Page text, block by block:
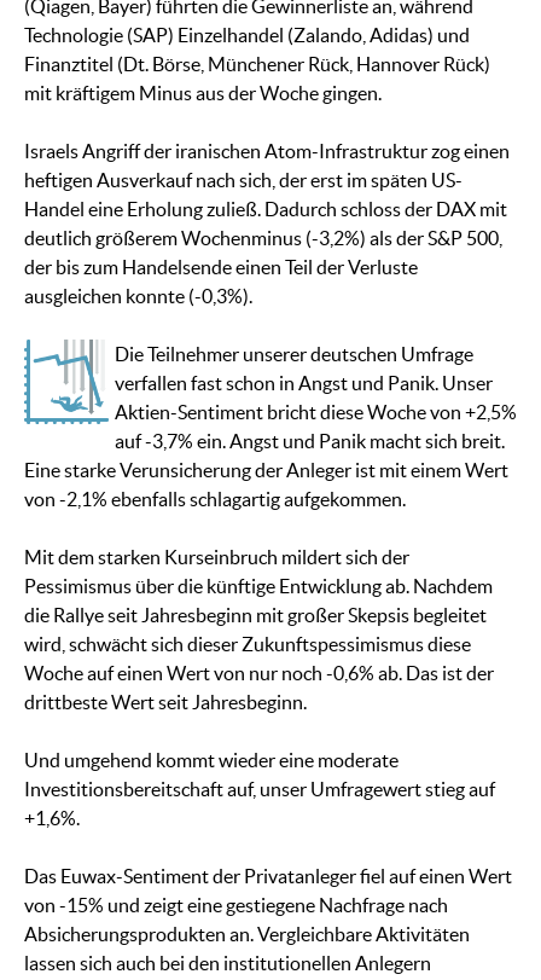
(Qiagen, Bayer) führten die Gewinnerliste an, während
Technologie (SAP) Einzelhandel (Zalando, Adidas) und
Finanztitel (Dt. Börse, Münchener Rück, Hannover Rück)
mit kräftigem Minus aus der Woche gingen.
Israels Angriff der iranischen Atom-Infrastruktur zog einen
heftigen Ausverkauf nach sich, der erst im späten US-
Handel eine Erholung zuließ. Dadurch schloss der DAX mit
deutlich größerem Wochenminus (-3,2%) als der S&P 500,
der bis zum Handelsende einen Teil der Verluste
ausgleichen konnte (-0,3%).
Die Teilnehmer unserer deutschen Umfrage
verfallen fast schon in Angst und Panik. Unser
Aktien-Sentiment bricht diese Woche von +2,5%
auf -3,7% ein. Angst und Panik macht sich breit.
Eine starke Verunsicherung der Anleger ist mit einem Wert
von -2,1% ebenfalls schlagartig aufgekommen.
Mit dem starken Kurseinbruch mildert sich der
Pessimismus über die künftige Entwicklung ab. Nachdem
die Rallye seit Jahresbeginn mit großer Skepsis begleitet
wird, schwächt sich dieser Zukunftspessimismus diese
Woche auf einen Wert von nur noch -0,6% ab. Das ist der
drittbeste Wert seit Jahresbeginn.
Und umgehend kommt wieder eine moderate
Investitionsbereitschaft auf, unser Umfragewert stieg auf
+1,6%.
Das Euwax-Sentiment der Privatanleger fiel auf einen Wert
von -15% und zeigt eine gestiegene Nachfrage nach
Absicherungsprodukten an. Vergleichbare Aktivitäten
lassen sich auch bei den institutionellen Anlegern